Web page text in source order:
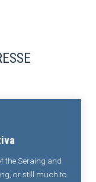
the Seraing and
or still much to